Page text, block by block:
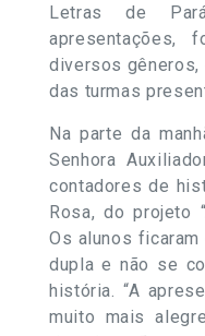
Letras de
apresentações,
diversos gêneros,
das turmas
Na parte da
Senhora
contadores de
Rosa, do projeto
Os alunos
dupla e não se
história. “A
muito mais